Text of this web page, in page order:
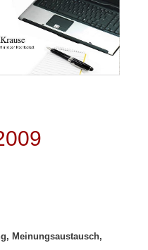
Meinungsaustausch,